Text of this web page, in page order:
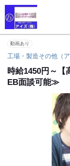
動画あり
工場・製造その他（
時給1450円～
EB面談可能≫